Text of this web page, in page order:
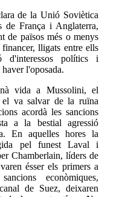
de la Unió Soviètica
de França i Anglaterra,
de països més o menys
lligats entre ells
d'interessos polítics i
l'oposada.
vida a Mussolini, el
el va salvar de la ruïna
acordà les sancions
a la bestial agressió
En aquelles hores la
pel funest Laval i
Chamberlain, líders de
ésser els primers a
econòmiques,
de Suez, deixaren